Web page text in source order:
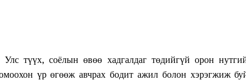
түүх, соёлын өвөө хадгалдаг төдийгүй орон
үр өгөөж авчрах бодит ажил болон хэрэгжиж